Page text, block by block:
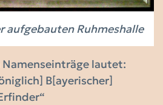
aufgebauten Ruhmeshalle
lautet:
B[ayerischer]